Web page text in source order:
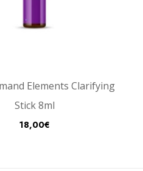
Elements Clarifying
Stick 8ml
18,00€